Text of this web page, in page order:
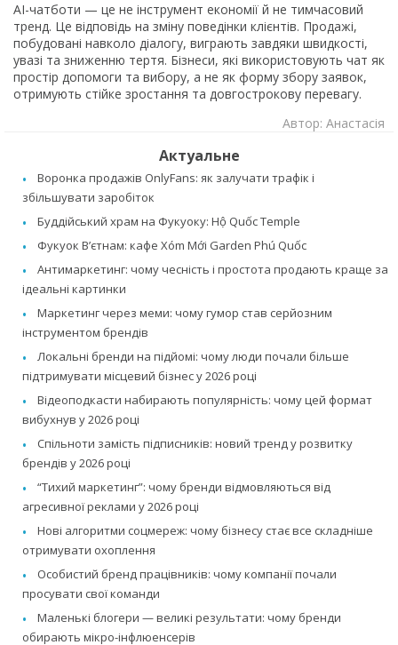
AI-чатботи — це не інструмент економії й не тимчасовий
тренд. Це відповідь на зміну поведінки клієнтів. Продажі,
побудовані навколо діалогу, виграють завдяки швидкості,
увазі та зниженню тертя. Бізнеси, які використовують чат як
простір допомоги та вибору, а не як форму збору заявок,
отримують стійке зростання та довгострокову перевагу.
Автор: Анастасія
Актуальне
Воронка продажів OnlyFans: як залучати трафік і
збільшувати заробіток
Буддійський храм на Фукуоку: Hộ Quốc Temple
Фукуок В’єтнам: кафе Xóm Mới Garden Phú Quốc
Антимаркетинг: чому чесність і простота продають краще за
ідеальні картинки
Маркетинг через меми: чому гумор став серйозним
інструментом брендів
Локальні бренди на підйомі: чому люди почали більше
підтримувати місцевий бізнес у 2026 році
Відеоподкасти набирають популярність: чому цей формат
вибухнув у 2026 році
Спільноти замість підписників: новий тренд у розвитку
брендів у 2026 році
“Тихий маркетинг”: чому бренди відмовляються від
агресивної реклами у 2026 році
Нові алгоритми соцмереж: чому бізнесу стає все складніше
отримувати охоплення
Особистий бренд працівників: чому компанії почали
просувати свої команди
Маленькі блогери — великі результати: чому бренди
обирають мікро-інфлюенсерів